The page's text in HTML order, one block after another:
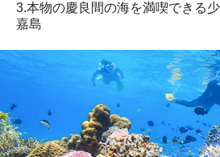
3.本物の慶良間の海を満喫できる
嘉島